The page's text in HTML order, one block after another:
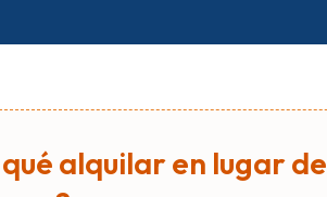
alquilar en lugar de